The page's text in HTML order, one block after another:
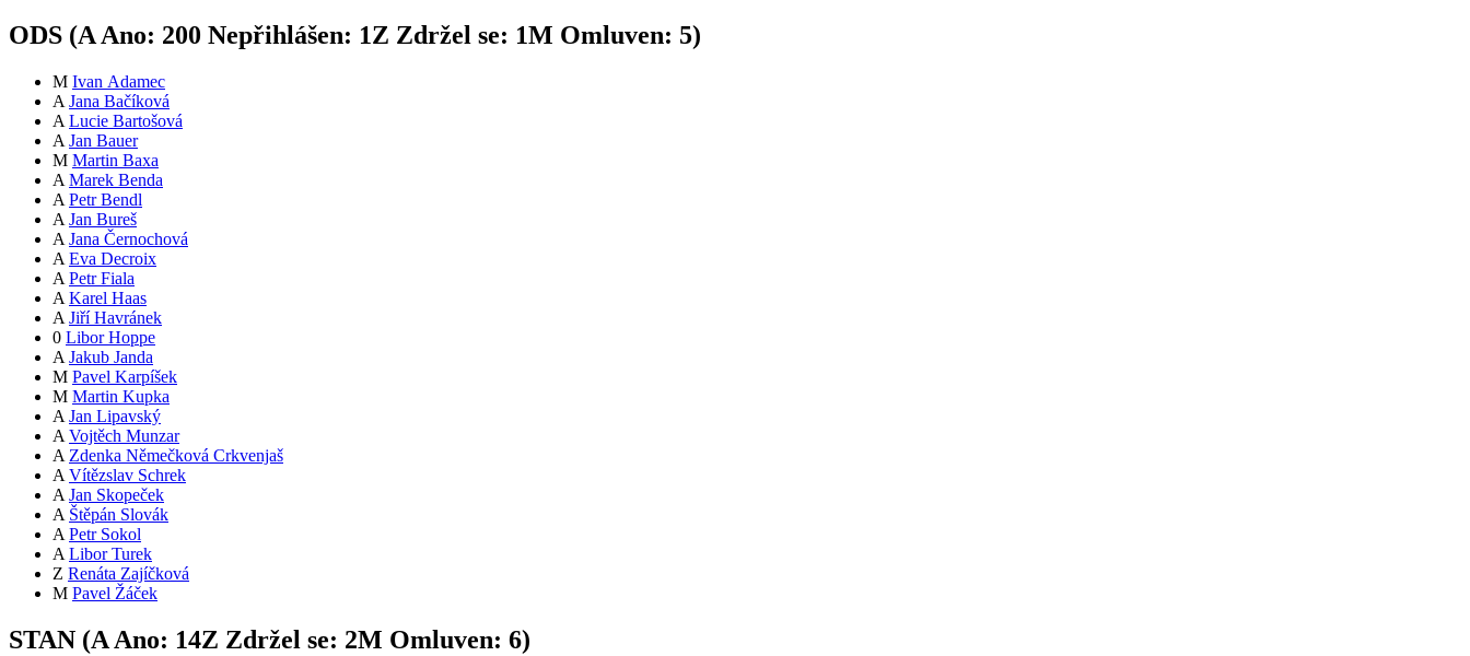
ODS (AAno: 200 Nepřihlášen: 1Z Zdržel se: 1M Omluven: 5)
M Ivan Adamec
A Jana Bačíková
A Lucie Bartošová
A Jan Bauer
M Martin Baxa
A Marek Benda
A Petr Bendl
A Jan Bureš
A Jana Černochová
A Eva Decroix
A Petr Fiala
A Karel Haas
A Jiří Havránek
0 Libor Hoppe
A Jakub Janda
M Pavel Karpíšek
M Martin Kupka
A Jan Lipavský
A Vojtěch Munzar
A Zdenka Němečková Crkvenjaš
A Vítězslav Schrek
A Jan Skopeček
A Štěpán Slovák
A Petr Sokol
A Libor Turek
Z Renáta Zajíčková
M Pavel Žáček
STAN (AAno: 14Z Zdržel se: 2M Omluven: 6)